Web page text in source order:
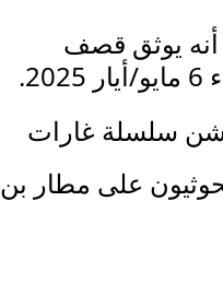
سلسلة غارات
على مطار بن